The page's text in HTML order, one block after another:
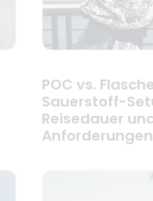
POC vs.
Sauerstoff-
Reisedauer